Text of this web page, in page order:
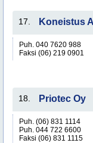
17. Koneistus
Puh. 040 7620 988
Faksi (06) 219 0901
18. Priotec Oy
Puh. (06) 831 1114
Puh. 044 722 6600
Faksi (06) 831 1115